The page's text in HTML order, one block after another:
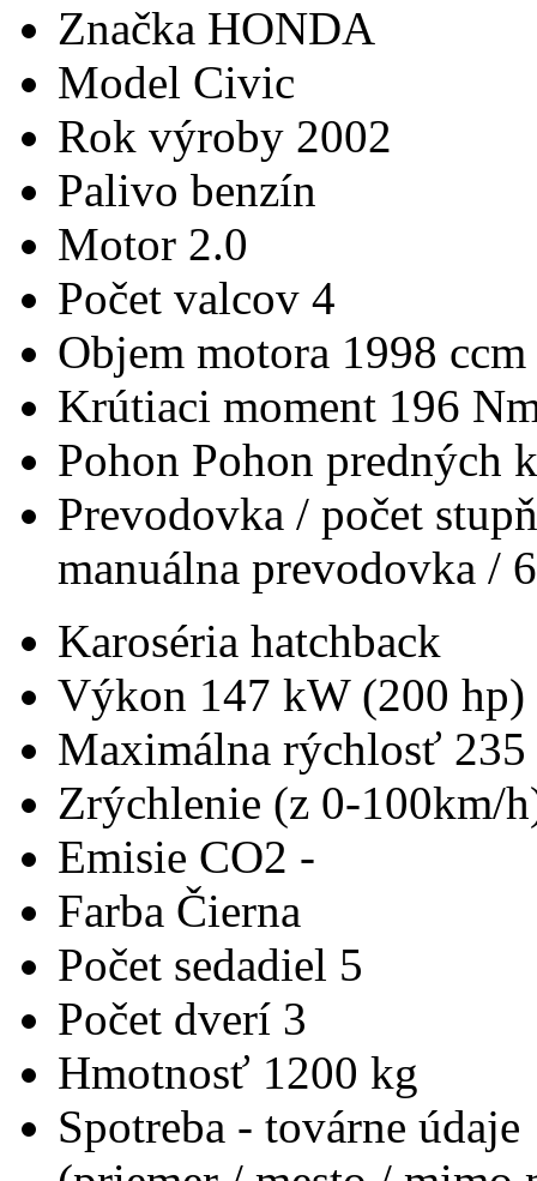
Značka HONDA
Model Civic
Rok výroby 2002
Palivo benzín
Motor 2.0
Počet valcov 4
Objem motora 1998 ccm
Krútiaci moment 196
Pohon Pohon predných
Prevodovka / počet
manuálna prevodovka / 6
Karoséria hatchback
Výkon 147 kW (200 hp)
Maximálna rýchlosť
Zrýchlenie (z 0-100km/
Emisie CO2 -
Farba Čierna
Počet sedadiel 5
Počet dverí 3
Hmotnosť 1200 kg
Spotreba - továrne údaje